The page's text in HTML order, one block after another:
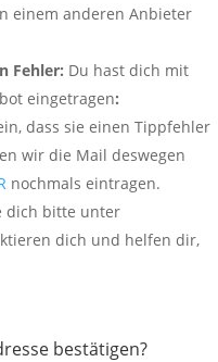
einem anderen Anbieter
Fehler: Du hast dich mit
eingetragen:
dass sie einen Tippfehler
wir die Mail deswegen
nochmals eintragen.
dich bitte unter
dich und helfen dir,
bestätigen?